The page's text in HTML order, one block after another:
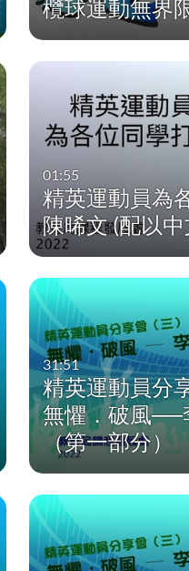
欖球運動無界
01:55
精英運動員為
陳晞文 (配以
31:51
精英運動員分
無懼．破風──
（第一部分）